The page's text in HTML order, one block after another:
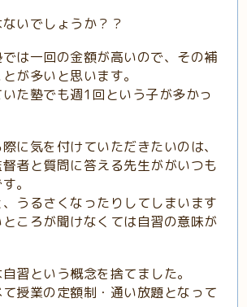
いでしょうか？？
は一回の金額が高いので、その補
が多いと思います。
た塾でも週1回という子が多かっ
に気を付けていただきたいのは、
者と質問に答える先生ががいつも
。
うるさくなったりしてしまいます
ころが聞けなくては自習の意味が
習という概念を捨てました。
授業の定額制・通い放題となって